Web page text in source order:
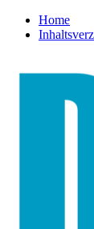
Home